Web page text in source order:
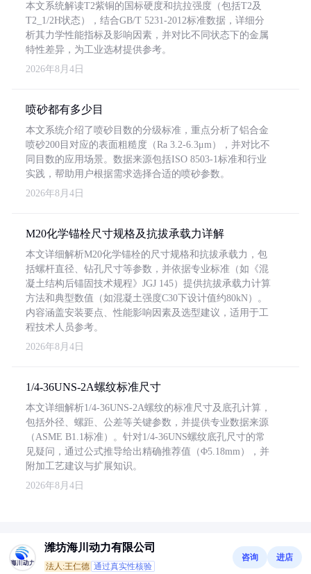
本文系统解读T2紫铜的国标硬度和抗拉强度（包括T2及
T2_1/2H状态），结合GB/T 5231-2012标准数据，详细分
析其力学性能指标及影响因素，并对比不同状态下的金属
特性差异，为工业选材提供参考。
2026年8月4日
喷砂都有多少目
本文系统介绍了喷砂目数的分级标准，重点分析了铝合金
喷砂200目对应的表面粗糙度（Ra 3.2-6.3μm），并对比不
同目数的应用场景。数据来源包括ISO 8503-1标准和行业
实践，帮助用户根据需求选择合适的喷砂参数。
2026年8月4日
M20化学锚栓尺寸规格及抗拔承载力详解
本文详细解析M20化学锚栓的尺寸规格和抗拔承载力，包
括螺杆直径、钻孔尺寸等参数，并依据专业标准（如《混
凝土结构后锚固技术规程》JGJ 145）提供抗拔承载力计算
方法和典型数值（如混凝土强度C30下设计值约80kN）。
内容涵盖安装要点、性能影响因素及选型建议，适用于工
程技术人员参考。
2026年8月4日
1/4-36UNS-2A螺纹标准尺寸
本文详细解析1/4-36UNS-2A螺纹的标准尺寸及底孔计算，
包括外径、螺距、公差等关键参数，并提供专业数据来源
（ASME B1.1标准）。针对1/4-36UNS螺纹底孔尺寸的常
见疑问，通过公式推导给出精确推荐值（Φ5.18mm），并
附加工艺建议与扩展知识。
2026年8月4日
潍坊海川动力有限公司
法人:王仁德 通过真实性核验
咨询 进店